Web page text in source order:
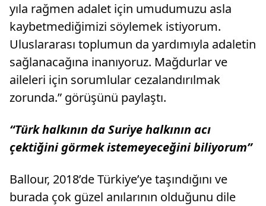
yıla rağmen adalet için umudumuzu asla
kaybetmediğimizi söylemek istiyorum.
Uluslararası toplumun da yardımıyla adaletin
sağlanacağına inanıyoruz. Mağdurlar ve
aileleri için sorumlular cezalandırılmak
zorunda.” görüşünü paylaştı.
“Türk halkının da Suriye halkının acı
çektiğini görmek istemeyeceğini biliyorum”
Ballour, 2018’de Türkiye’ye taşındığını ve
burada çok güzel anılarının olduğunu dile